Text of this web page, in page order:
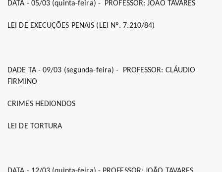
DATA - 05/03 (quinta-feira) - PROFESSOR: JOÃO TAVARES
LEI DE EXECUÇÕES PENAIS (LEI Nº. 7.210/84)
DADE TA - 09/03 (segunda-feira) -
PROFESSOR: CLÁUDIO
FIRMINO
CRIMES HEDIONDOS
LEI DE TORTURA